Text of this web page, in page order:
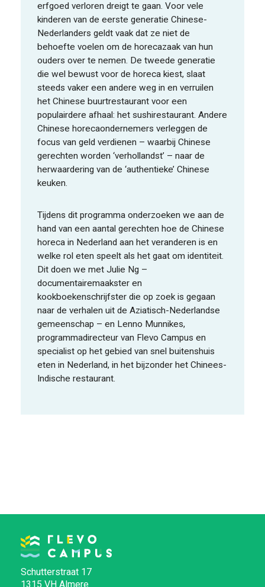
erfgoed verloren dreigt te gaan. Voor vele
kinderen van de eerste generatie Chinese-
Nederlanders geldt vaak dat ze niet de
behoefte voelen om de horecazaak van hun
ouders over te nemen. De tweede generatie
die wel bewust voor de horeca kiest, slaat
steeds vaker een andere weg in en verruilen
het Chinese buurtrestaurant voor een
populairdere afhaal: het sushirestaurant. Andere
Chinese horecaondernemers verleggen de
focus van geld verdienen – waarbij Chinese
gerechten worden ‘verhollandst’ – naar de
herwaardering van de ‘authentieke’ Chinese
keuken.
Tijdens dit programma onderzoeken we aan de
hand van een aantal gerechten hoe de Chinese
horeca in Nederland aan het veranderen is en
welke rol eten speelt als het gaat om identiteit.
Dit doen we met Julie Ng –
documentairemaakster en
kookboekenschrijfster die op zoek is gegaan
naar de verhalen uit de Aziatisch-Nederlandse
gemeenschap – en Lenno Munnikes,
programmadirecteur van Flevo Campus en
specialist op het gebied van snel buitenshuis
eten in Nederland, in het bijzonder het Chinees-
Indische restaurant.
Schutterstraat 17
1315 VH Almere